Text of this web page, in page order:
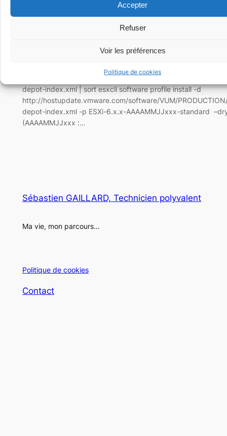
Accepter
Refuser
Voir les préférences
Politique de cookies
Pour mettre à jour un esxi en SSH, se loger dans la machine
esxcli network firewall set -e false esxcli software vib list
http://hostupdate.vmware.com/software/VUM/
depot-index.xml | sort esxcli software profile install -d
http://hostupdate.vmware.com/software/VUM/
depot-index.xml -p ESXi-6.x.x-AAAAMMJJxxx-standard
(AAAAMMJJxxx :…
Sébastien GAILLARD, Technicien polyvalent
Ma vie, mon parcours…
Politique de cookies
Contact